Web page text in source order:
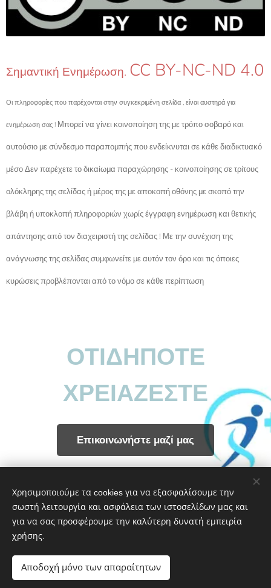
Σημαντική Ενημέρωση. CC BY-NC-ND 4.0
Οι πληροφορίες που παρέχονται στην συγκεκριμένη σελίδα , είναι αυστηρά για
ενημέρωση σας ! Μπορεί να γίνει κοινοποίηση της με τρόπο σοβαρό και
αυτούσιο με σύνδεσμο παραπομπής που ενδείκνυται σε κάθε διαδικτυακό
μέσο Δεν παρέχετε το δικαίωμα παραχώρησης - κοινοποίησης σε τρίτους
ολόκληρης της σελίδας ή μέρος της με αποκοπή οθόνης με σκοπό την
βλάβη ή υποκλοπή πληροφοριών χωρίς έγγραφη ενημέρωση και θετικής
απάντησης από τον διαχειριστή της σελίδας ! Με την συνέχιση της
ανάγνωσης της σελίδας συμφωνείτε με αυτόν τον όρο και τις όποιες
κυρώσεις προβλέπονται από το νόμο σε κάθε περίπτωση
ΟΤΙΔΗΠΟΤΕ
ΧΡΕΙΑΖΕΣΤΕ
Επικοινωνήστε μαζί μας
6983319644
Cookies
Χρησιμοποιούμε τα cookies για να εξασφαλίσουμε την
σωστή λειτουργία και ασφάλεια των ιστοσελίδων μας και
για να σας προσφέρουμε την καλύτερη δυνατή εμπειρία
χρήσης.
Αποδοχή μόνο των απαραίτητων